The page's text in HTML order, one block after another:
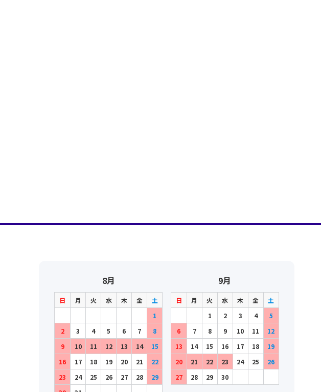
8月
日 月 火 水 木 金
土
1
2
3 4 5 6 7
8
9
10 11 12 13 14
15
16
17 18 19 20 21
22
23
24 25 26 27 28
29
9月
日 月 火 水 木 金
土
1
2 3 4
5
6
7 8 9 10 11
12
13
14 15 16 17 18
19
20
21 22 23 24 25
26
27
28 29 30